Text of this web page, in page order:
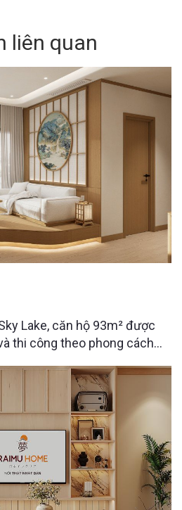
liên quan
Lake, căn hộ 93m² được
thi công theo phong cách
và gần gũi với thiên nhiên.